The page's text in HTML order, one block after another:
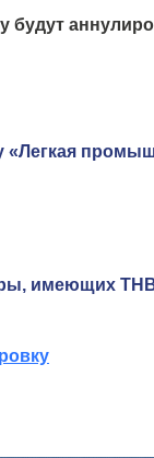
будут
«Легкая
имеющих